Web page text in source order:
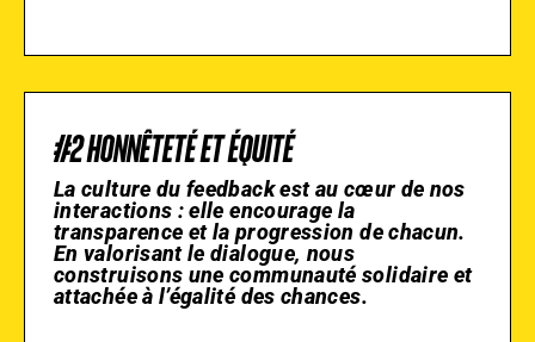
#2 HONNÊTETÉ ET ÉQUITÉ
La culture du feedback est au cœur de nos
interactions : elle encourage la
transparence et la progression de chacun.
En valorisant le dialogue, nous
construisons une communauté solidaire et
attachée à l’égalité des chances.